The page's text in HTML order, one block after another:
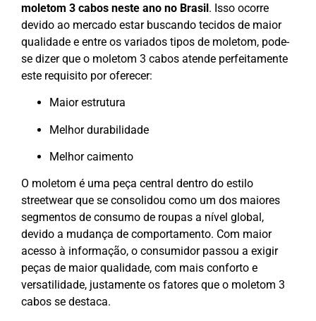
moletom 3 cabos neste ano no Brasil. Isso ocorre
devido ao mercado estar buscando tecidos de maior
qualidade e entre os variados tipos de moletom, pode-
se dizer que o moletom 3 cabos atende perfeitamente
este requisito por oferecer:
Maior estrutura
Melhor durabilidade
Melhor caimento
O moletom é uma peça central dentro do estilo
streetwear que se consolidou como um dos maiores
segmentos de consumo de roupas a nível global,
devido a mudança de comportamento. Com maior
acesso à informação, o consumidor passou a exigir
peças de maior qualidade, com mais conforto e
versatilidade, justamente os fatores que o moletom 3
cabos se destaca.